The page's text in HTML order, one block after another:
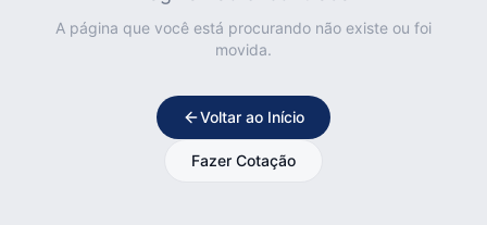
A página que você está procurando não existe ou foi
movida.
Voltar ao Início
Fazer Cotação